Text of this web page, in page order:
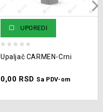
UPOREDI
out
5
Upaljač CARMEN-Crni
0,00 RSD Sa PDV-om